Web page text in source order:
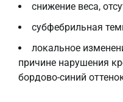
снижение веса,
субфебрильная
локальное
причине нарушения
бордово-синий